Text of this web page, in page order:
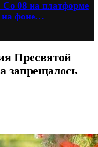
08 на платформе
на фоне…
Пресвятой
запрещалось